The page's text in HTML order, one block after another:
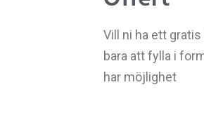
Vill ni ha ett
bara att fylla i
har möjlighet